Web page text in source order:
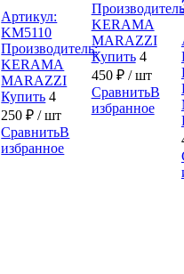
Артикул:
KM5110
Производитель:
KERAMA
MARAZZI
Купить 4
250₽ / шт
СравнитьВ
избранное
KERAMA
MARAZZI
Купить 4
450 ₽/ шт
СравнитьВ
избранное